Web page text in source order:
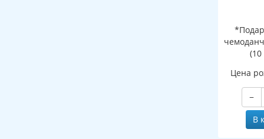
Цена
−
В